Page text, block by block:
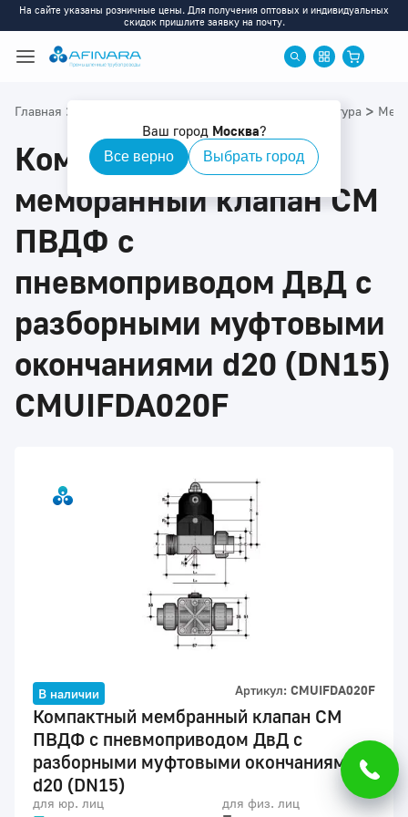
На сайте указаны розничные цены. Для получения оптовых и индивидуальных
скидок пришлите заявку на почту.
Ваш город Москва?
Все верно Выбрать город
Главная > ПВДФ: Приводная арматура >
Компактный
мембранный клапан CM
ПВДФ с
пневмоприводом ДвД с
разборными муфтовыми
окончаниями d20 (DN15)
CMUIFDA020F
В наличии Артикул: CMUIFDA020F
Компактный мембранный клапан CM
ПВДФ с пневмоприводом ДвД с
разборными муфтовыми окончаниями
d20 (DN15)
для юр. лиц для физ. лиц
Для обеспечения высокого уровня
обслуживания на этом сайте
Продолжая его использование, вы
соглашаетесь на обработку
персональных данных с помощью
метрических программ
Яндекс.Метрика и использованием
файловCookies